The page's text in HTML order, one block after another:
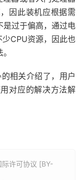
因此装机应根据需
是过于偏高，通过电
CPU资源，因此也
相关介绍了，用户
对应的解决方法解
许可协议 [BY-